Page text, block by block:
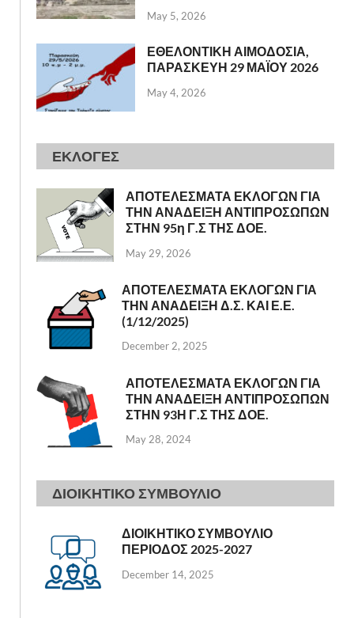
May 5, 2026
ΕΘΕΛΟΝΤΙΚΗ ΑΙΜΟΔΟΣΙΑ,
ΠΑΡΑΣΚΕΥΗ 29 ΜΑΪΟΥ 2026
May 4, 2026
ΕΚΛΟΓΕΣ
ΑΠΟΤΕΛΕΣΜΑΤΑ ΕΚΛΟΓΩΝ ΓΙΑ
ΤΗΝ ΑΝΑΔΕΙΞΗ ΑΝΤΙΠΡΟΣΩΠΩΝ
ΣΤΗΝ 95η Γ.Σ ΤΗΣ ΔΟΕ.
May 29, 2026
ΑΠΟΤΕΛΕΣΜΑΤΑ ΕΚΛΟΓΩΝ ΓΙΑ
ΤΗΝ ΑΝΑΔΕΙΞΗ Δ.Σ. ΚΑΙ Ε.Ε.
(1/12/2025)
December 2, 2025
ΑΠΟΤΕΛΕΣΜΑΤΑ ΕΚΛΟΓΩΝ ΓΙΑ
ΤΗΝ ΑΝΑΔΕΙΞΗ ΑΝΤΙΠΡΟΣΩΠΩΝ
ΣΤΗΝ 93Η Γ.Σ ΤΗΣ ΔΟΕ.
May 28, 2024
ΔΙΟΙΚΗΤΙΚΟ ΣΥΜΒΟΥΛΙΟ
ΔΙΟΙΚΗΤΙΚΟ ΣΥΜΒΟΥΛΙΟ
ΠΕΡΙΟΔΟΣ 2025-2027
December 14, 2025